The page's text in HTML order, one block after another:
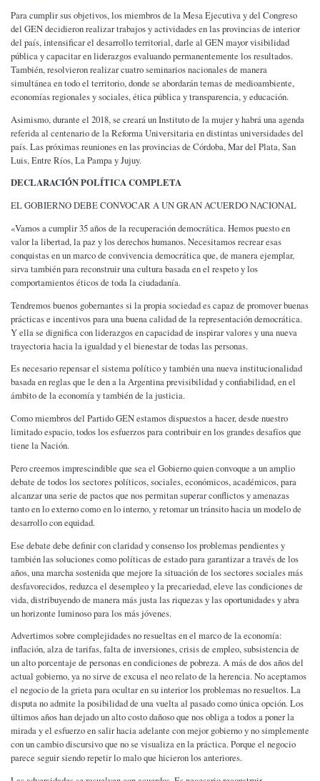
Para cumplir sus objetivos, los miembros de la Mesa Ejecutiva y del Congreso
del GEN decidieron realizar trabajos y actividades en las provincias de interior
del país, intensificar el desarrollo territorial, darle al GEN mayor visibilidad
pública y capacitar en liderazgos evaluando permanentemente los resultados.
También, resolvieron realizar cuatro seminarios nacionales de manera
simultánea en todo el territorio, donde se abordarán temas de medioambiente,
economías regionales y sociales, ética pública y transparencia, y educación.
Asimismo, durante el 2018, se creará un Instituto de la mujer y habrá una agenda
referida al centenario de la Reforma Universitaria en distintas universidades del
país. Las próximas reuniones en las provincias de Córdoba, Mar del Plata, San
Luis, Entre Ríos, La Pampa y Jujuy.
DECLARACIÓN POLÍTICA COMPLETA
EL GOBIERNO DEBE CONVOCAR A UN GRAN ACUERDO NACIONAL
«Vamos a cumplir 35 años de la recuperación democrática. Hemos puesto en
valor la libertad, la paz y los derechos humanos. Necesitamos recrear esas
conquistas en un marco de convivencia democrática que, de manera ejemplar,
sirva también para reconstruir una cultura basada en el respeto y los
comportamientos éticos de toda la ciudadanía.
Tendremos buenos gobernantes si la propia sociedad es capaz de promover buenas
prácticas e incentivos para una buena calidad de la representación democrática.
Y ella se dignifica con liderazgos en capacidad de inspirar valores y una nueva
trayectoria hacia la igualdad y el bienestar de todas las personas.
Es necesario repensar el sistema político y también una nueva institucionalidad
basada en reglas que le den a la Argentina previsibilidad y confiabilidad, en el
ámbito de la economía y también de la justicia.
Como miembros del Partido GEN estamos dispuestos a hacer, desde nuestro
limitado espacio, todos los esfuerzos para contribuir en los grandes desafíos que
tiene la Nación.
Pero creemos imprescindible que sea el Gobierno quien convoque a un amplio
debate de todos los sectores políticos, sociales, económicos, académicos, para
alcanzar una serie de pactos que nos permitan superar conflictos y amenazas
tanto en lo externo como en lo interno, y retomar un tránsito hacia un modelo de
desarrollo con equidad.
Ese debate debe definir con claridad y consenso los problemas pendientes y
también las soluciones como políticas de estado para garantizar a través de los
años, una marcha sostenida que mejore la situación de los sectores sociales más
desfavorecidos, reduzca el desempleo y la precariedad, eleve las condiciones de
vida, distribuyendo de manera más justa las riquezas y las oportunidades y abra
un horizonte luminoso para los más jóvenes.
Advertimos sobre complejidades no resueltas en el marco de la economía:
inflación, alza de tarifas, falta de inversiones, crisis de empleo, subsistencia de
un alto porcentaje de personas en condiciones de pobreza. A más de dos años del
actual gobierno, ya no sirve de excusa el neo relato de la herencia. No aceptamos
el negocio de la grieta para ocultar en su interior los problemas no resueltos. La
disputa no admite la posibilidad de una vuelta al pasado como única opción. Los
últimos años han dejado un alto costo dañoso que nos obliga a todos a poner la
mirada y el esfuerzo en salir hacia adelante con mejor gobierno y no simplemente
con un cambio discursivo que no se visualiza en la práctica. Porque el negocio
parece seguir siendo repetir lo malo que hicieron los anteriores.